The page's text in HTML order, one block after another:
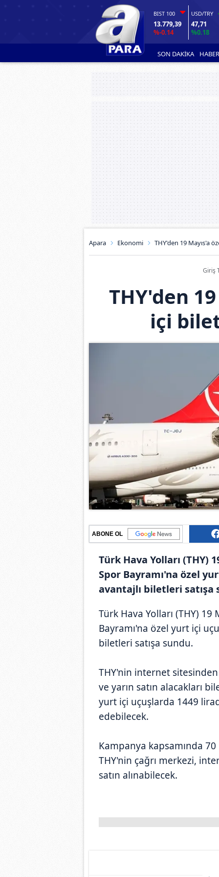
BIST 100
13.779,39
%-0.14
USD/TRY
47,71
%0.18
SON DAKİKA
Apara Ekonomi THY'den 19 Mayıs'a
Giriş
THY'den
içi
ABONE OL
Türk Hava Yolları (THY)
Spor Bayramı'na özel
avantajlı biletleri satışa
Türk Hava Yolları (THY)
Bayramı'na özel yurt içi
biletleri satışa sundu.
THY'nin internet
ve yarın satın alacakları
yurt içi uçuşlarda 1449
edebilecek.
Kampanya kapsamında
THY'nin çağrı merkezi,
satın alınabilecek.